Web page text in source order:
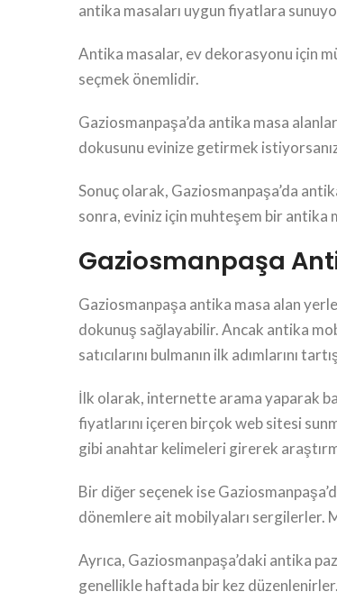
antika masaları uygun fiyatlara
Antika masalar, ev dekorasyonu için
seçmek önemlidir.
Gaziosmanpaşa’da antika masa
dokusunu evinize getirmek
Sonuç olarak, Gaziosmanpaşa’da
sonra, eviniz için muhteşem bir antika
Gaziosmanpaşa
Gaziosmanpaşa antika masa alan
dokunuş sağlayabilir. Ancak antika
satıcılarını bulmanın ilk adımlarını
İlk olarak, internette arama yaparak
fiyatlarını içeren birçok web sitesi
gibi anahtar kelimeleri girerek
Bir diğer seçenek ise
dönemlere ait mobilyaları sergilerler.
Ayrıca, Gaziosmanpaşa’daki antika
genellikle haftada bir kez